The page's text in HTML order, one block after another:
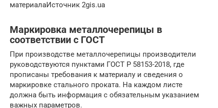
материалаИсточник 2gis.ua
Маркировка металлочерепицы в
соответствии с ГОСТ
При производстве металлочерепицы производители
руководствуются пунктами ГОСТ Р 58153-2018, где
прописаны требования к материалу и сведения о
маркировке стального проката. На каждом листе
должна быть информация с обязательным указанием
важных параметров.